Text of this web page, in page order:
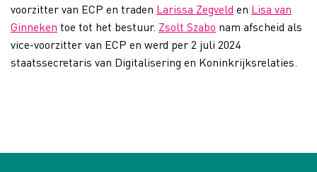
voorzitter van ECP en traden Larissa Zegveld en Lisa van
Ginneken toe tot het bestuur. Zsolt Szabo nam afscheid als
vice-voorzitter van ECP en werd per 2 juli 2024
staatssecretaris van Digitalisering en Koninkrijksrelaties.